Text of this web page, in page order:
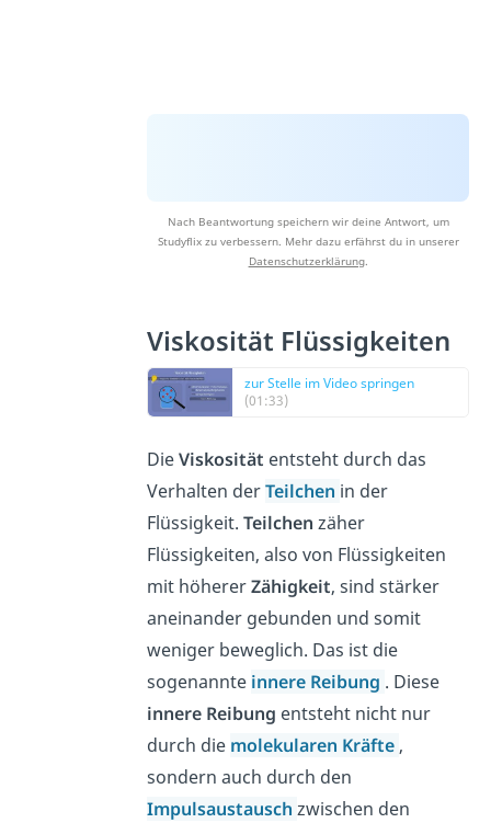
Nach Beantwortung speichern wir deine Antwort, um
Studyflix zu verbessern. Mehr dazu erfährst du in unserer
Datenschutzerklärung.
Viskosität Flüssigkeiten
zur Stelle im Video springen
(01:33)
DieViskosität entsteht durch das
Verhalten derTeilchen in der
Flüssigkeit.Teilchen zäher
Flüssigkeiten, also von Flüssigkeiten
mit höhererZähigkeit, sind stärker
aneinander gebunden und somit
weniger beweglich. Das ist die
sogenannte innere Reibung . Diese
innere Reibung entsteht nicht nur
durch die molekularen Kräfte ,
sondern auch durch den
Impulsaustausch zwischen den